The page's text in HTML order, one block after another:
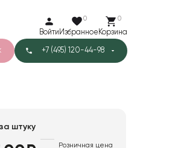
Войти
0
Избранное
0
Корзина
+7 (495) 120-44-98
штуку
Розничная цена